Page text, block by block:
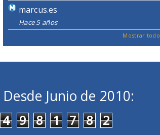
marcus.es
Hace 5 años
Mostrar todo
Desde Junio de 2010:
4 9 8 1 7 8 2